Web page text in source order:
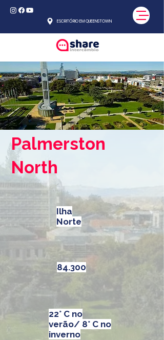
ESCRITÓRIO EM QUEENSTOWN
Palmerston
North
Ilha
Norte
84.300
22° C no
verão/ 8° C no
inverno